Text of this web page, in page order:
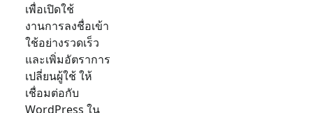
เพื่อเปิดใช้
งานการลงชื่อเข้า
ใช้อย่างรวดเร็ว
และเพิ่มอัตราการ
เปลี่ยนผู้ใช้ ให้
เชื่อมต่อกับ
WordPress ใน